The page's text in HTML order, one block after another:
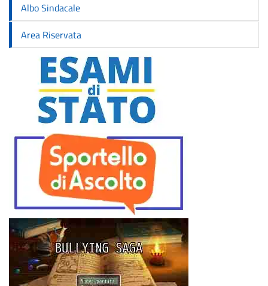
Albo Sindacale
Area Riservata